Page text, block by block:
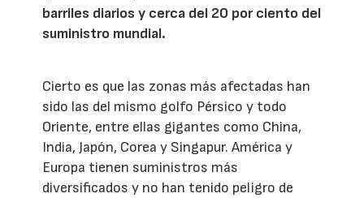
barriles diarios y cerca del 20 por ciento del
suministro mundial.
Cierto es que las zonas más afectadas han
sido las del mismo golfo Pérsico y todo
Oriente, entre ellas gigantes como China,
India, Japón, Corea y Singapur. América y
Europa tienen suministros más
diversificados y no han tenido peligro de